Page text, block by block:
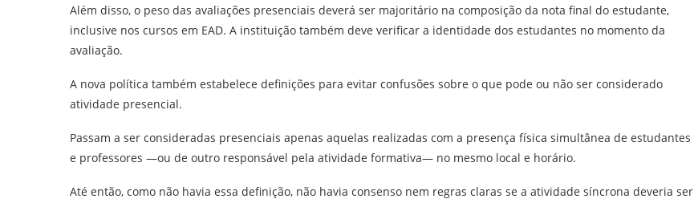
Além disso, o peso das avaliações presenciais deverá ser majoritário na composição da nota final do estudante,
inclusive nos cursos em EAD. A instituição também deve verificar a identidade dos estudantes no momento da
avaliação.
A nova política também estabelece definições para evitar confusões sobre o que pode ou não ser considerado
atividade presencial.
Passam a ser consideradas presenciais apenas aquelas realizadas com a presença física simultânea de estudantes
e professores —ou de outro responsável pela atividade formativa— no mesmo local e horário.
Até então, como não havia essa definição, não havia consenso nem regras claras se a atividade síncrona deveria ser